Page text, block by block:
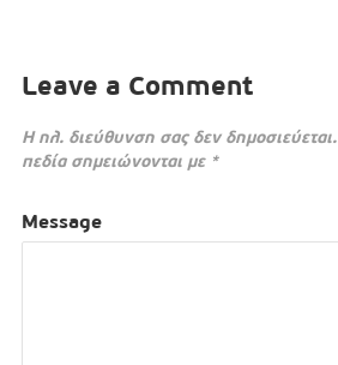
Leave a Comment
Η ηλ. διεύθυνση σας δεν δημοσιεύεται.
πεδία σημειώνονται με *
Message